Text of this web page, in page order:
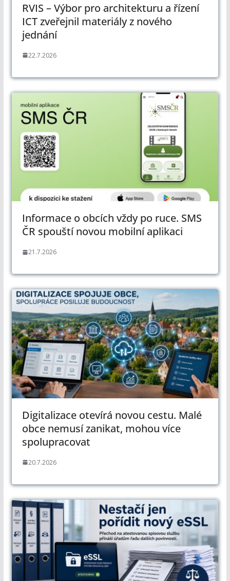
RVIS – Výbor pro architekturu a řízení
ICT zveřejnil materiály z nového
jednání
22.7.2026
Informace o obcích vždy po ruce. SMS
ČR spouští novou mobilní aplikaci
21.7.2026
Digitalizace otevírá novou cestu. Malé
obce nemusí zanikat, mohou více
spolupracovat
20.7.2026